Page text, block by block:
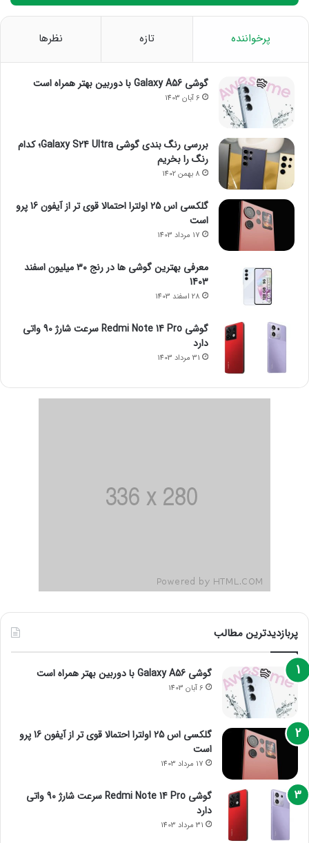
پرخواننده تازه نظرها
گوشی Galaxy A56 با دوربین بهتر همراه است
6 آبان 1403
بررسی رنگ بندی گوشی Galaxy S24 Ultra؛ کدام
رنگ را بخریم
8 بهمن 1402
گلکسی اس 25 اولترا احتمالا قوی تر از آیفون 16 پرو
است
17 مرداد 1403
معرفی بهترین گوشی ها در رنج ۳۰ میلیون اسفند
1403
28 اسفند 1403
گوشی Redmi Note 14 Pro سرعت شارژ 90 واتی
دارد
31 مرداد 1403
پربازدیدترین مطالب
گوشی Galaxy A56 با دوربین بهتر همراه است
6 آبان 1403
گلکسی اس 25 اولترا احتمالا قوی تر از آیفون 16 پرو
است
17 مرداد 1403
گوشی Redmi Note 14 Pro سرعت شارژ 90 واتی
دارد
31 مرداد 1403